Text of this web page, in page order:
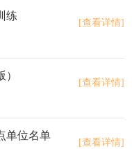
练
[查看详情]
[查看详情]
单位名单
[查看详情]